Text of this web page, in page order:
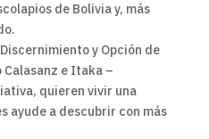
de Bolivia y, más
y Opción de
e Itaka –
quieren vivir una
ayude a descubrir con más